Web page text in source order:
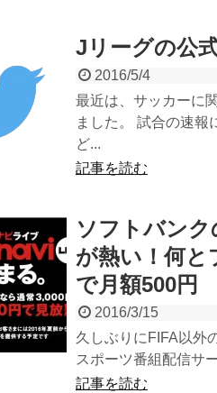
Jリーグの公
2016/5/4
最近は、サッカーに
ました。 試合の速報
ど...
記事を読む
ソフトバン
が熱い！何と
で月額500円
2016/3/15
久しぶりにFIFA以外
スポーツ番組配信サ
記事を読む